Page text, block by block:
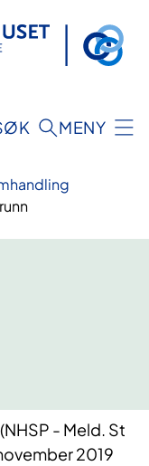
MENY
(NHSP - Meld. St
2019